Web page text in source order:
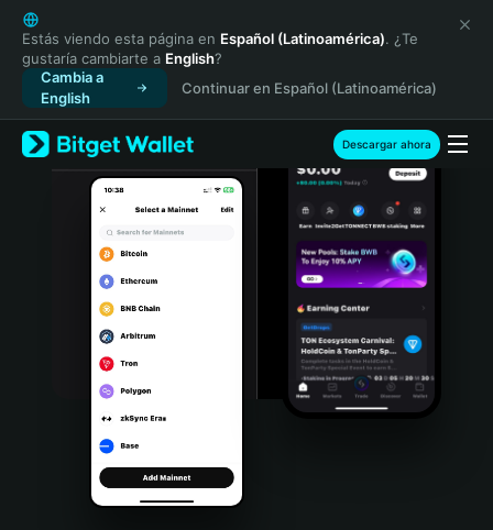
English
日本語
Tiếng Việt
Русский
Español (Latinoamérica)
Türkçe
Italiano
Português (Portugal)
Bahasa Indonesia
Português (Brasil)
Español (Argentina)
Estás viendo esta página en Español (Latinoamérica). ¿Te
gustaría cambiarte a English?
Cambia a
English
Continuar en Español (Latinoamérica)
Descargar ahora